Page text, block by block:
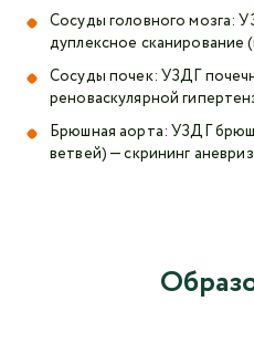
Сосуды головного мозга:
дуплексное сканирование
Сосуды почек: УЗДГ
реноваскулярной
Брюшная аорта: УЗДГ
ветвей) — скрининг